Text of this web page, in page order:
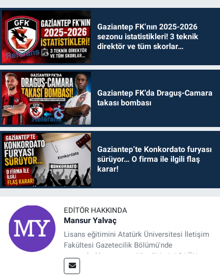
Gaziantep FK’nın 2025-2026
sezonu istatistikleri! 3 teknik
direktör ve tüm skorlar…
Gaziantep FK’da Draguş-Camara
takası bombası
Gaziantep’te Konkordato furyası
sürüyor… O firma ile ilgili flaş
karar!
EDITÖR HAKKINDA
Mansur Yalvaç
Lisans eğitimini Atatürk Üniversitesi İletişim
Fakültesi Gazetecilik Bölümü'nde
tamamladıktan sonra, YL eğitimini GAÜN
Sosyal Bilimler Enstitüsü'nde İletişim ve T. D.